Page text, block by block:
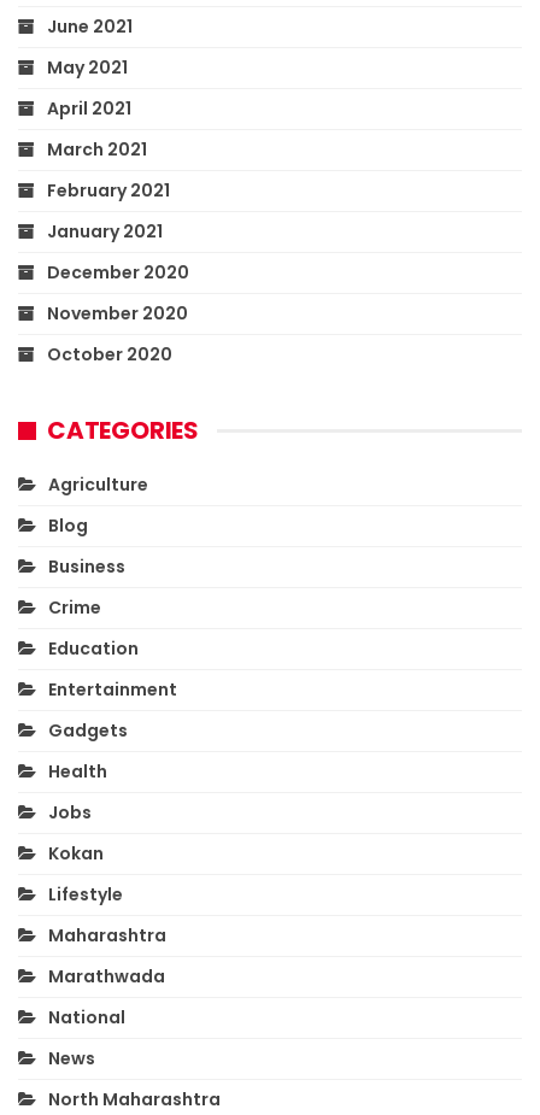
June 2021
May 2021
April 2021
March 2021
February 2021
January 2021
December 2020
November 2020
October 2020
CATEGORIES
Agriculture
Blog
Business
Crime
Education
Entertainment
Gadgets
Health
Jobs
Kokan
Lifestyle
Maharashtra
Marathwada
National
News
North Maharashtra